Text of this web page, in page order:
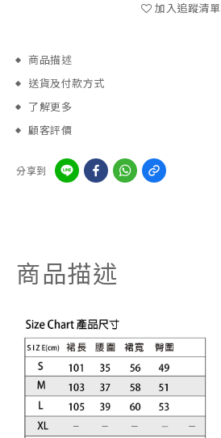
加入追蹤清單
商品描述
送貨及付款方式
了解更多
顧客評價
分享到
商品描述